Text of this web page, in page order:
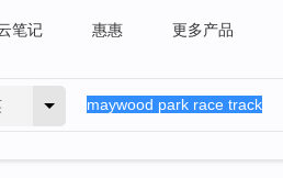
笔记 惠惠 更多产品